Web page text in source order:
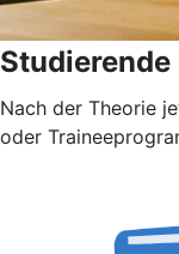
Studierende
Nach der Theorie
oder